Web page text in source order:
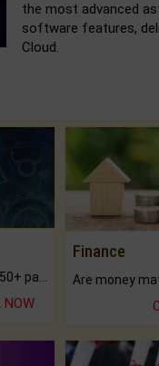
the most advanced
software features,
Cloud.
NOW
Finance